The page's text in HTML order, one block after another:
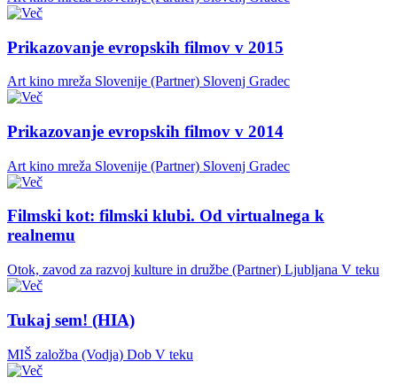
Prikazovanje evropskih filmov v 2015
Art kino mreža Slovenije (Partner) Slovenj Gradec
Prikazovanje evropskih filmov v 2014
Art kino mreža Slovenije (Partner) Slovenj Gradec
Filmski kot: filmski klubi. Od virtualnega k
realnemu
Otok, zavod za razvoj kulture in družbe (Partner) Ljubljana V teku
Tukaj sem! (HIA)
MIŠ založba (Vodja) Dob V teku